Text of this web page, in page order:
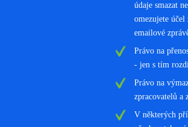
údaje smazat
omezujete účel
emailové
Právo na
- jen s tím
Právo na
zpracovatelů a
V některých